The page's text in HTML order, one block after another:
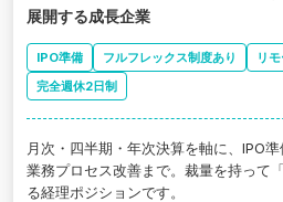
展開する成長企業
IPO準備 フルフレックス制度あり リ
完全週休2日制
月次・四半期・年次決算を軸に、IPO
業務プロセス改善まで。裁量を持って
る経理ポジションです。